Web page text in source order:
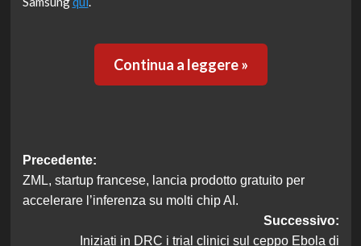
Continua a leggere »
Navigazione
articolo
Precedente:
ZML, startup francese, lancia prodotto gratuito per
accelerare l’inferenza su molti chip AI.
Successivo:
Iniziati in DRC i trial clinici sul ceppo Ebola di